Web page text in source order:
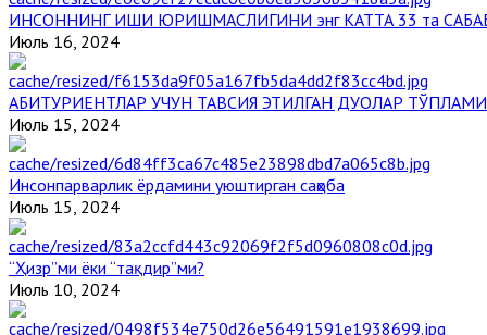
ИНСОННИНГ ИШИ ЮРИШМАСЛИГИНИ энг КАТТА 33 та
Июль 16, 2024
АБИТУРИЕНТЛАР УЧУН ТАВСИЯ ЭТИЛГАН ДУОЛАР ТЎПЛАМИ
Июль 15, 2024
Инсонпарварлик ёрдамини уюштирган саҳоба
Июль 15, 2024
“Ҳизр”ми ёки “тақдир”ми?
Июль 10, 2024